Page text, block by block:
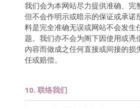
我们会为本网站尽力提供准确、完
但不会作明示或暗示的保证或承诺
料是完全准确无误或网站不会发生
题。我们亦不会为阁下因使用或凴
内容而做成之任何直接或间接的损
任或赔偿。
10. 联络我们